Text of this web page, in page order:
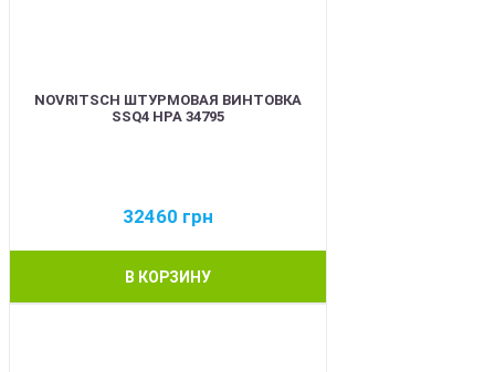
NOVRITSCH ШТУРМОВАЯ ВИНТОВКА
SSQ4 HPA 34795
32460 грн
В КОРЗИНУ